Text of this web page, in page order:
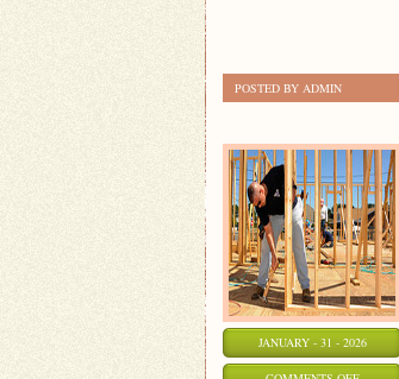
POSTED BY ADMIN
JANUARY - 31 - 2026